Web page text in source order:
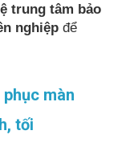
trung tâm bảo
nghiệp để
màn
tối